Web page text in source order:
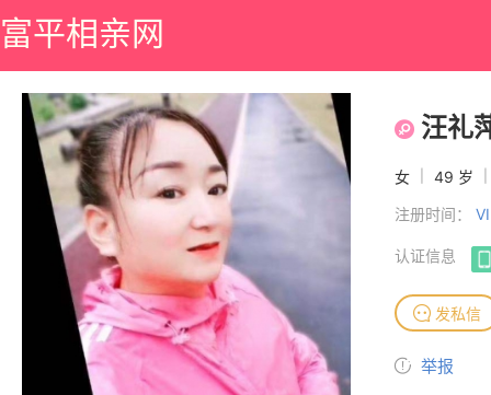
富平相亲网
汪礼
女 49 岁
注册时间：
认证信息
发私信
举报